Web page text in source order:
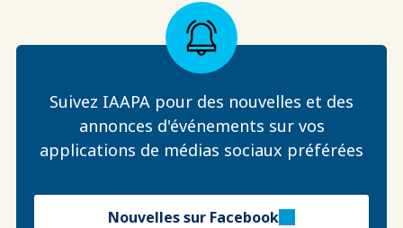
Suivez IAAPA pour des nouvelles et des
annonces d'événements sur vos
applications de médias sociaux préférées
Nouvelles sur Facebook